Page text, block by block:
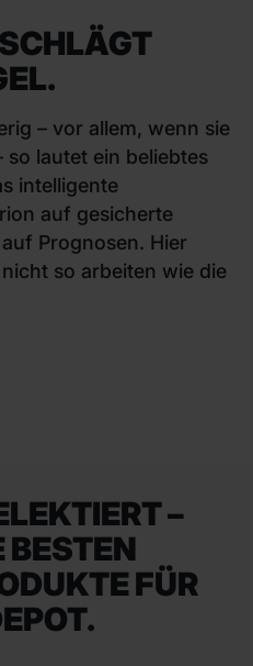
– vor allem, wenn sie
so lautet ein beliebtes
intelligente
auf gesicherte
Prognosen. Hier
so arbeiten wie die
–
BESTEN
FÜR